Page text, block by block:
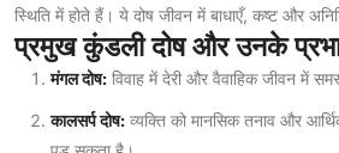
स्थिति में होते हैं। ये दोष जीवन में बाधाएँ, कष्ट और
प्रमुख कुंडली दोष और उनके
मंगल दोष: विवाह में देरी और वैवाहिक जीवन में
कालसर्प दोष: व्यक्ति को मानसिक तनाव और